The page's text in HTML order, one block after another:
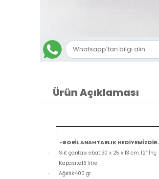
Ürün Açıklaması
•GORİL ANAHTARLIK HEDİYEMİZDİR.
· Sırt çantası ebat:30 x 25 x 13 cm. 12″İnç
· Kapasite:16 litre
·
Ağırlık:400 gr